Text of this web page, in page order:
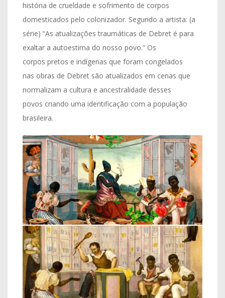
história de crueldade e sofrimento de corpos
domesticados pelo colonizador. Segundo a artista: (a
série) “As atualizações traumáticas de Debret é para
exaltar a autoestima do nosso povo.” Os
corpos pretos e indígenas que foram congelados
nas obras de Debret são atualizados em cenas que
normalizam a cultura e ancestralidade desses
povos criando uma identificação com a população
brasileira.